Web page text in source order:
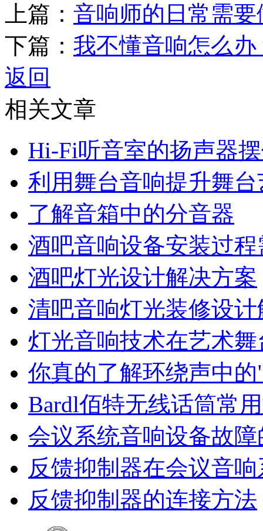
上篇： 音响师的日常需
下篇： 我不懂音响怎么办
返回
相关文章
Hi-Fi听音室的扬声器
利用舞台音响提升舞
了解音箱中的分音器
酒吧音响设备安装过
酒吧灯光设计解决方案
清吧音响灯光装修设
灯光音响技术在艺术
你真的了解环绕声中
Bardl佰特无线话筒常
会议系统音响设备故
反馈抑制器在会议音
反馈抑制器的连接方法